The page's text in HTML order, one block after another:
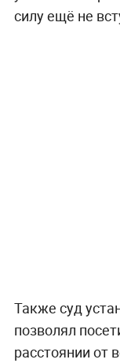
силу ещё не
Также суд
позволял
расстоянии от